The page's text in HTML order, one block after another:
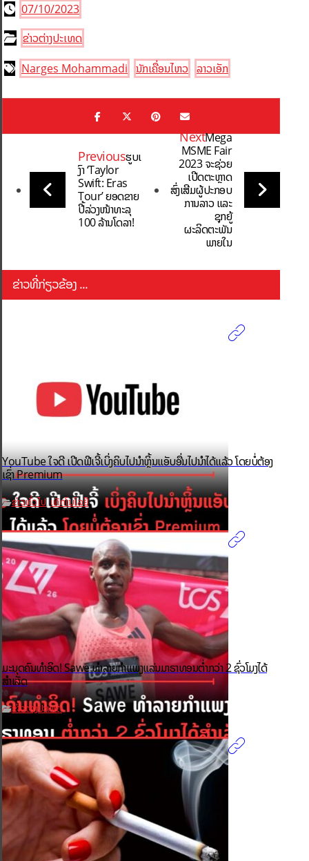
07/10/2023
ຂ່າວຕ່າງປະເທດ
Narges Mohammadi ນັກເຄື່ອນໄຫວ ລາວເອັກ
Previousຮູບເ
ງົາ ‘Taylor
Swift: Eras
Tour’ ຍອດຂາຍ
ປີ້ລ່ວງໜ້າທະລຸ
100 ລ້ານໂດລາ!
NextMega
MSME Fair
2023 ຈະຊ່ວຍ
ເປີດຕະຫຼາດ
ສົ່ງເສີມຜູ້ປະກອບ
ການລາວ ແລະ
ຊຸກຍູ້
ຜະລິດຕະພັນ
ພາຍໃນ
ຂ່າວທີ່ກ່ຽວຂ້ອງ ...
YouTube ໃຈດີ ເປີດຟີເຈີ້ເບິ່ງຄິບໄປນຳຫຼິ້ນແອັບອື່ນໄປນຳໄດ້ແລ້ວ ໂດຍບໍ່ຕ້ອງ
ເຊົ່າ Premium
ຂ່າວທົ່ວໄປ, ເທັກໂນໂລຢີ
ມະນຸດຄົນທຳອິດ! Sawe ທຳລາຍກຳແພງແລ່ນມາຣາທອນຕ່ຳກວ່າ 2 ຊົ່ວໂມງໄດ້
ສຳເລັດ
ຂ່າວຕ່າງປະເທດ